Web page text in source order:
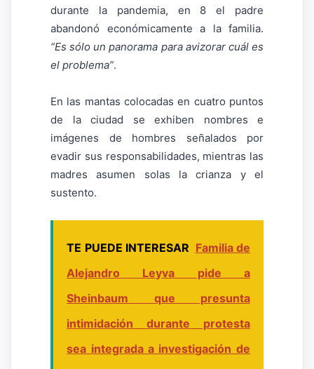
durante la pandemia, en 8 el padre
abandonó económicamente a la familia.
“Es sólo un panorama para avizorar cuál es
el problema”.
En las mantas colocadas en cuatro puntos
de la ciudad se exhiben nombres e
imágenes de hombres señalados por
evadir sus responsabilidades, mientras las
madres asumen solas la crianza y el
sustento.
TE PUEDE INTERESAR Familia de
Alejandro Leyva pide a
Sheinbaum que presunta
intimidación durante protesta
sea integrada a investigación de